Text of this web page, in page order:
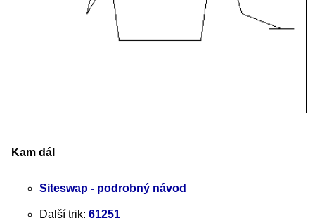
Kam dál
Siteswap - podrobný návod
Další trik: 61251